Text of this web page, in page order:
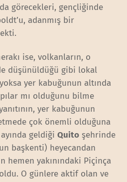
görecekleri, gençliğinde
adanmış bir
ise, volkanların, o
düşünüldüğü gibi lokal
yer kabuğunun altında
mı olduğunu bilme
yer kabuğunun
çok önemli olduğuna
ayında geldiğiQuito şehrinde
başkenti) heyecandan
hemen yakınındaki Piçinça
O günlere aktif olan ve